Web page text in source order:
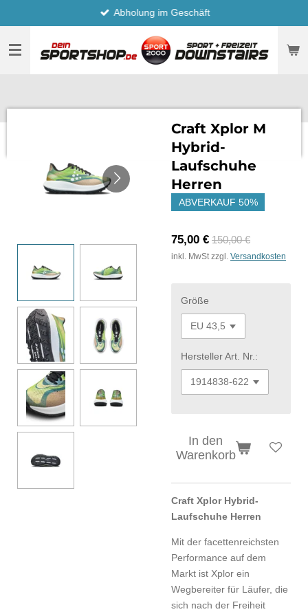
Hauptinhalt
springen
Abholung im Geschäft
Craft Xplor M
Hybrid-
Laufschuhe
Herren
ABVERKAUF 50%
75,00 € 150,00 €
inkl. MwSt zzgl. Versandkosten
Größe
Hersteller Art. Nr.:
In den
Warenkorb
Craft Xplor Hybrid-
Laufschuhe Herren
Mit der facettenreichsten
Performance auf dem
Markt ist Xplor ein
Wegbereiter für Läufer, die
sich nach der Freiheit